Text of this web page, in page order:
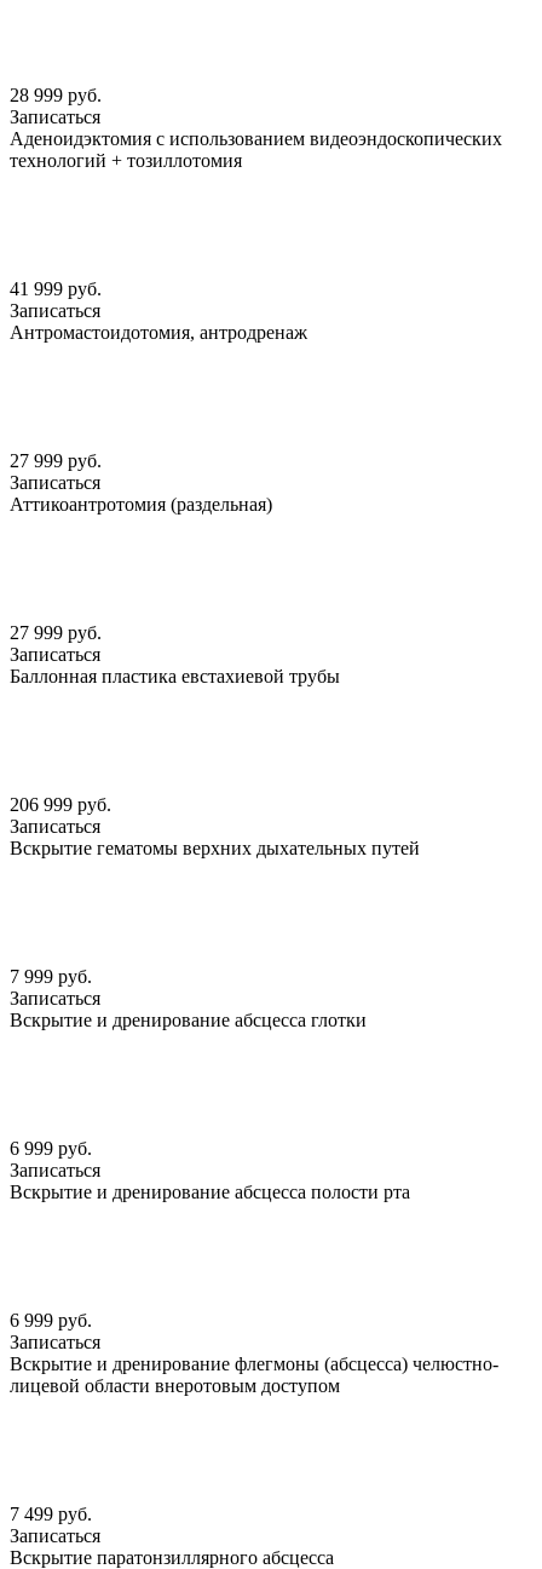
28 999 руб.
Записаться
Аденоидэктомия с использованием видеоэндоскопических
технологий + тозиллотомия
41 999 руб.
Записаться
Антромастоидотомия, антродренаж
27 999 руб.
Записаться
Аттикоантротомия (раздельная)
27 999 руб.
Записаться
Баллонная пластика евстахиевой трубы
206 999 руб.
Записаться
Вскрытие гематомы верхних дыхательных путей
7 999 руб.
Записаться
Вскрытие и дренирование абсцесса глотки
6 999 руб.
Записаться
Вскрытие и дренирование абсцесса полости рта
6 999 руб.
Записаться
Вскрытие и дренирование флегмоны (абсцесса) челюстно-
лицевой области внеротовым доступом
7 499 руб.
Записаться
Вскрытие паратонзиллярного абсцесса